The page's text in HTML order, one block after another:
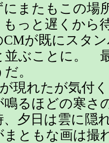
またもこの場
っと遅くから
が既にスタ
並ぶことに。
。
現れたが気付
るほどの寒さ
夕日は雲に隠
まともな画は撮